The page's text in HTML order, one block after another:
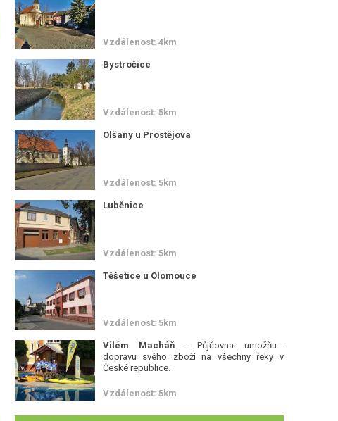
Vzdálenost: 4km
Bystročice
Vzdálenost: 5km
Olšany u Prostějova
Vzdálenost: 5km
Luběnice
Vzdálenost: 5km
Těšetice u Olomouce
Vzdálenost: 5km
Vilém Macháň- Půjčovna umožňuje
dopravu svého zboží na všechny řeky v
České republice.
Vzdálenost: 5km